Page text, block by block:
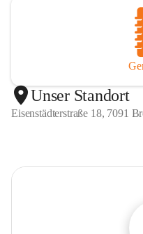
Unser Standort
Eisenstädterstraße 18, 7091